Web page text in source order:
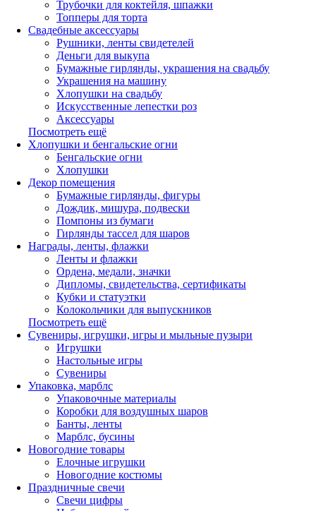
Трубочки для коктейля, шпажки
Топперы для торта
Свадебные аксессуары
Рушники, ленты свидетелей
Деньги для выкупа
Бумажные гирлянды, украшения на свадьбу
Украшения на машину
Хлопушки на свадьбу
Искусственные лепестки роз
Аксессуары
Посмотреть ещё
Хлопушки и бенгальские огни
Бенгальские огни
Хлопушки
Декор помещения
Бумажные гирлянды, фигуры
Дождик, мишура, подвески
Помпоны из бумаги
Гирлянды тассел для шаров
Награды, ленты, флажки
Ленты и флажки
Ордена, медали, значки
Дипломы, свидетельства, сертификаты
Кубки и статуэтки
Колокольчики для выпускников
Посмотреть ещё
Сувениры, игрушки, игры и мыльные пузыри
Игрушки
Настольные игры
Сувениры
Упаковка, марблс
Упаковочные материалы
Коробки для воздушных шаров
Банты, ленты
Марблс, бусины
Новогодние товары
Елочные игрушки
Новогодние костюмы
Праздничные свечи
Свечи цифры